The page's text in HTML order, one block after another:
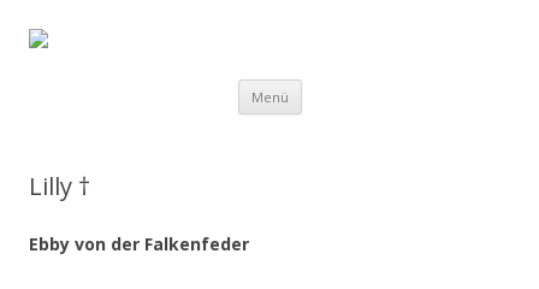
Flat Nose in the Wind
Menü Zum
springen
Lilly †
Ebby von der Falkenfeder